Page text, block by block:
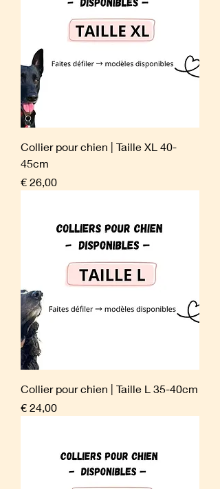
Collier pour chien | Taille XL 40-
45cm
Prijs
€ 26,00
Collier pour chien | Taille L 35-40cm
Prijs
€ 24,00